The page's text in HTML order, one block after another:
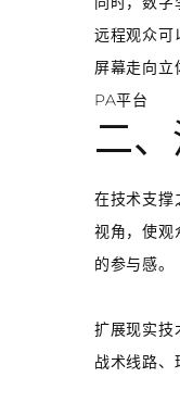
远程观众可
屏幕走向立
PA平台
二
在技术支撑
视角，使观
的参与感。
扩展现实技
战术线路、